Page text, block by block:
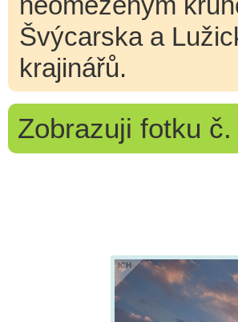
Švýcarska a
krajinářů.
Zobrazuji fotku č.